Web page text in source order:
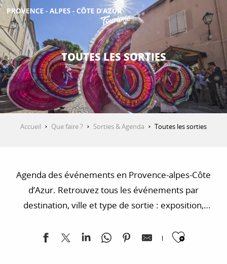
Aller
contenu
principal
DÉCOUVRIR
QUE FAIRE ?
SÉJOURNER
TOUTES LES SORTIES
Accueil Que faire ? Sorties & Agenda Toutes les sorties
Agenda des événements en Provence-alpes-Côte
d’Azur. Retrouvez tous les événements par
destination, ville et type de sortie : exposition,